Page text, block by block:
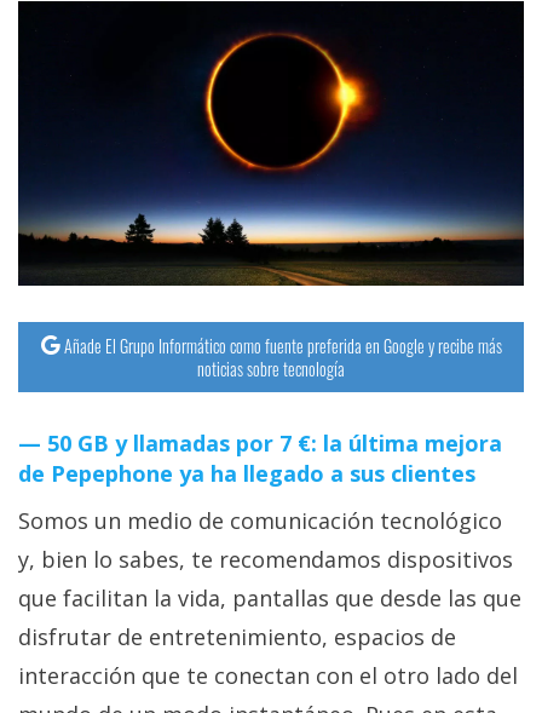
Añade El Grupo Informático como fuente preferida en Google y recibe más
noticias sobre tecnología
50 GB y llamadas por 7 €: la última mejora
de Pepephone ya ha llegado a sus clientes
Somos un medio de comunicación tecnológico
y, bien lo sabes, te recomendamos dispositivos
que facilitan la vida, pantallas que desde las que
disfrutar de entretenimiento, espacios de
interacción que te conectan con el otro lado del